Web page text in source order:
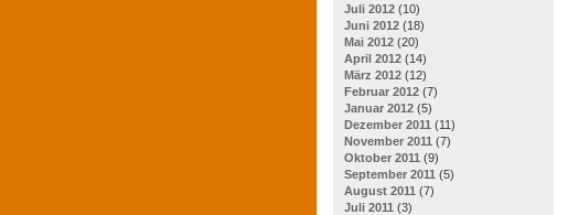
Juli 2012 (10)
Juni 2012 (18)
Mai 2012 (20)
April 2012 (14)
März 2012 (12)
Februar 2012 (7)
Januar 2012 (5)
Dezember 2011 (11)
November 2011 (7)
Oktober 2011 (9)
September 2011 (5)
August 2011 (7)
Juli 2011 (3)